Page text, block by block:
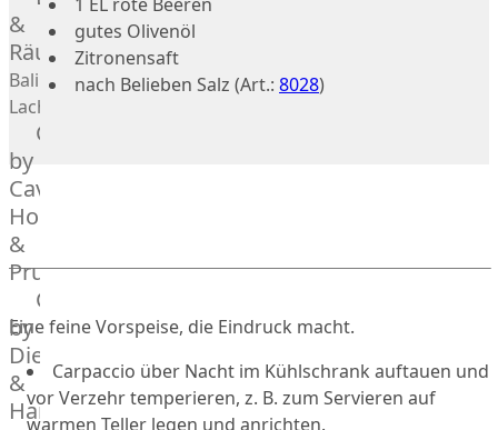
Geflügel
Miéral
Geflügel
Huhn
Hahn
Kapaun
Ente
Perlhuhn
Gans
Kalb
Lamm
Nordsee
Lamm
Französisches
Rind
Teilstücke
vom
Schwein
Teilstücke
vom
Lamm
Teilstücke
vom
Geflügel
&
Räucherlachs
Balik
Lachs
Caviar
by
Caviar
House
&
Prunier
Caviar
by
Dieckmann
&
Hansen
gutes Olivenöl
Zitronensaft
nach Belieben Salz (Art.: 8028)
Eine feine Vorspeise, die Eindruck macht.
Carpaccio über Nacht im Kühlschrank auftauen und
vor Verzehr temperieren, z. B. zum Servieren auf
warmen Teller legen und anrichten.